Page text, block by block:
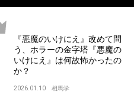
『悪魔のいけにえ』改めて問
う、ホラーの金字塔『悪魔の
いけにえ』は何故怖かったの
か？
2026.01.10 相馬学